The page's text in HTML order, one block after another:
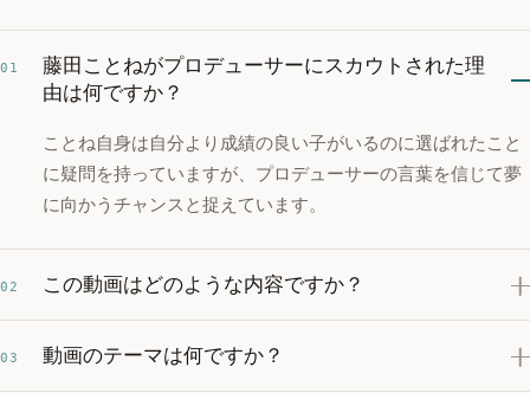
01
藤田ことねがプロデューサーにスカウトされた理
由は何ですか？
ことね自身は自分より成績の良い子がいるのに選ばれたこと
に疑問を持っていますが、プロデューサーの言葉を信じて夢
に向かうチャンスと捉えています。
02 この動画はどのような内容ですか？
03 動画のテーマは何ですか？